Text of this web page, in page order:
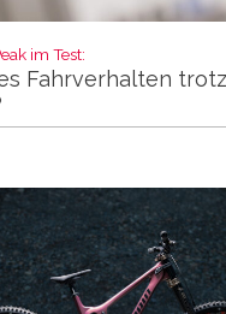
im Test:
Fahrverhalten